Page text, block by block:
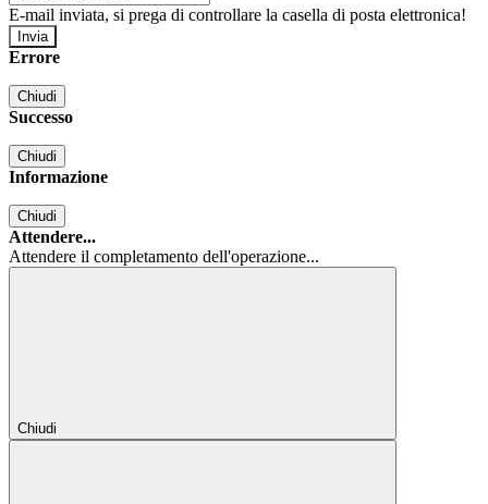
E-mail inviata, si prega di controllare la casella di posta elettronica!
Errore
Chiudi
Successo
Chiudi
Informazione
Chiudi
Attendere...
Attendere il completamento dell'operazione...
Chiudi